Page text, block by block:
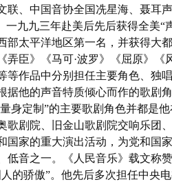
联、中国音协全国冼星海、聂耳
一九九三年赴美后先后获得全美
部太平洋地区第一名，并获得大
弄臣》《马可·波罗》《屈原》
等作品中分别担任主要角色、独
据他的声音特质倾心而作的歌剧
身定制”的主要歌剧角色并都是
歌剧院、旧金山歌剧院交响乐团
国家的重大演出活动，为党和国
低音之一。《人民音乐》载文称
的骄傲”。他先后多次担任中央